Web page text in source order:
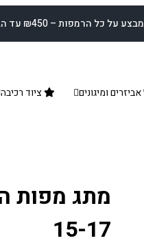
מבצע על כל הרמפות – ₪450 עד הבית!
אביזרים ומיגונים ציוד רכיבה
15-17